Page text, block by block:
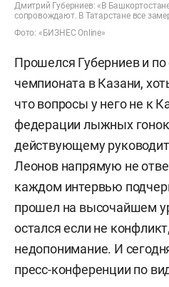
Дмитрий Губерниев: «В
сопровождают. В Татарстане все
Фото: «БИЗНЕС Online»
Прошелся Губерниев и
чемпионата в Казани,
что вопросы у него не к
федерации лыжных
действующему
Леонов напрямую не
каждом интервью
прошел на высочайшем
остался если не
недопонимание. И
пресс-конференции по